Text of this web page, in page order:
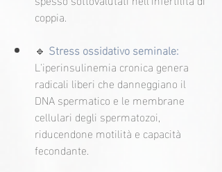
coppia.
🔹 Stress ossidativo seminale:
L'iperinsulinemia cronica genera
radicali liberi che danneggiano il
DNA spermatico e le membrane
cellulari degli spermatozoi,
riducendone motilità e capacità
fecondante.